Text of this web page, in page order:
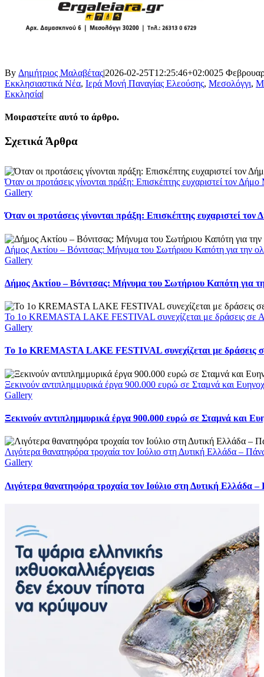
By Δημήτριος Μαλαβέτας|2026-02-25T12:25:46+02:0025
Εκκλησιαστικά Νέα, Ιερά Μονή Παναγίας Ελεούσης, Μεσολόγγι,
Εκκλησία|
Μοιραστείτε αυτό το άρθρο.
Facebook
X
LinkedIn
WhatsApp
Email
Σχετικά Άρθρα
Όταν οι προτάσεις γίνονται πράξη: Επισκέπτης ευχαριστεί τον
Gallery
Όταν οι προτάσεις γίνονται πράξη: Επισκέπτης ευχαριστεί
Δήμος Ακτίου – Βόνιτσας: Μήνυμα του Σωτήριου Καπότη για την
Gallery
Δήμος Ακτίου – Βόνιτσας: Μήνυμα του Σωτήριου Καπότη για
Το 1ο KREMASTA LAKE FESTIVAL συνεχίζεται με δράσεις σε
Gallery
Το 1ο KREMASTA LAKE FESTIVAL συνεχίζεται με δράσεις
Ξεκινούν αντιπλημμυρικά έργα 900.000 ευρώ σε Σταμνά και
Gallery
Ξεκινούν αντιπλημμυρικά έργα 900.000 ευρώ σε Σταμνά και
Λιγότερα θανατηφόρα τροχαία τον Ιούλιο στη Δυτική Ελλάδα –
Gallery
Λιγότερα θανατηφόρα τροχαία τον Ιούλιο στη Δυτική Ελλάδα